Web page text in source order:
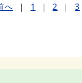
へ | 1 | 2 | 3